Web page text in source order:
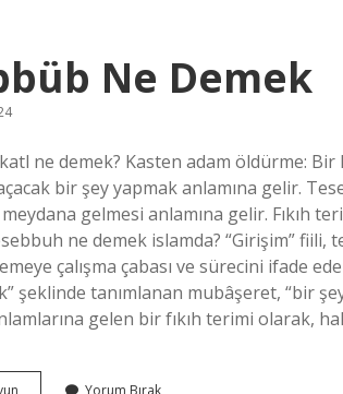
Ne Demek
ne demek? Kasten adam öldürme:
bir şey yapmak anlamına gelir.
gelmesi anlamına gelir. Fıkıh
ne demek islamda? “Girişim”
çalışma çabası ve sürecini ifade
şeklinde tanımlanan mubâşeret, “bir
gelen bir fıkıh terimi olarak,
Tesebbüb Yorum Bırak